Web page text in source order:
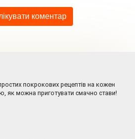
покрокових рецептів на кожен
як можна приготувати смачно стави!